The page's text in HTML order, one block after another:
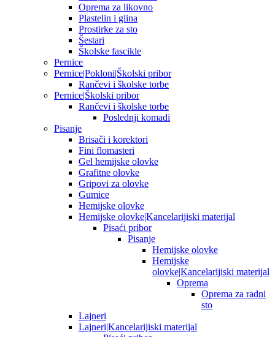
Oprema za likovno
Plastelin i glina
Prostirke za sto
Šestari
Školske fascikle
Pernice
Pernice|Pokloni|Školski pribor
Rančevi i školske torbe
Pernice|Školski pribor
Rančevi i školske torbe
Poslednji komadi
Pisanje
Brisači i korektori
Fini flomasteri
Gel hemijske olovke
Grafitne olovke
Gripovi za olovke
Gumice
Hemijske olovke
Hemijske olovke|Kancelarijiski materijal
Pisaći pribor
Pisanje
Hemijske olovke
Hemijske
olovke|Kancelarijiski materijal
Oprema
Oprema za radni
sto
Lajneri
Lajneri|Kancelarijiski materijal